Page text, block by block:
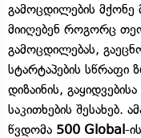
გამოცდილების მქონე
მიიღებენ როგორც
გამოცდილებას,
სტარტაპების სწრაფი
დიზაინის,
საკითხების შესახებ.
წვდომა 500 Global -